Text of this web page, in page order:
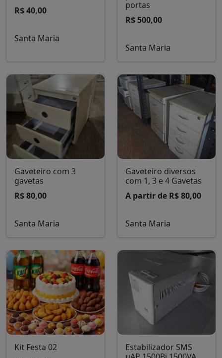
R$ 40,00
Santa Maria
portas
R$ 500,00
Santa Maria
Gaveteiro com 3
gavetas
R$ 80,00
Santa Maria
Gaveteiro diversos
com 1, 3 e 4 Gavetas
A partir de R$ 80,00
Santa Maria
Kit Festa 02
Estabilizador SMS